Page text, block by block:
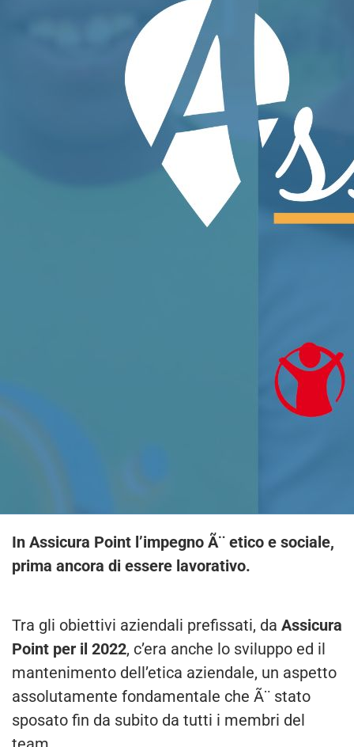
In Assicura Point l’impegno Ã¨ etico e sociale,
prima ancora di essere lavorativo.
Tra gli obiettivi aziendali prefissati, da Assicura
Point per il 2022, c’era anche lo sviluppo ed il
mantenimento dell’etica aziendale, un aspetto
assolutamente fondamentale che Ã¨ stato
sposato fin da subito da tutti i membri del